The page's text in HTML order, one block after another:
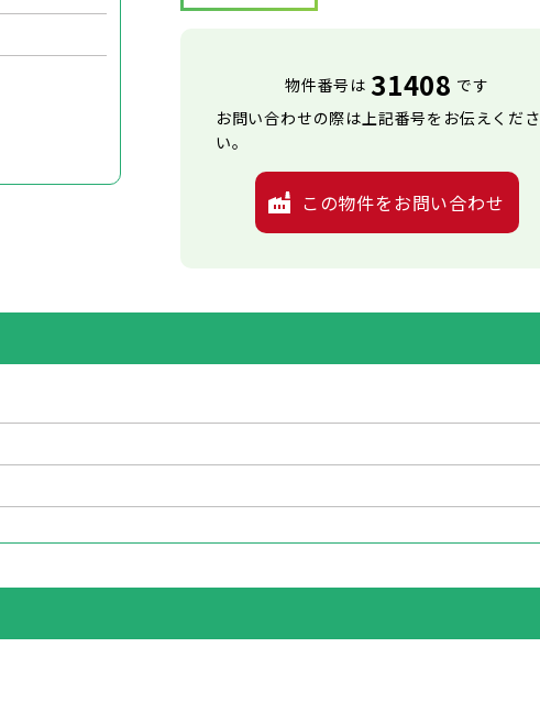
物件番号は 31408 です
お問い合わせの際は上記番号をお伝えくださ
い。
この物件をお問い合わせ